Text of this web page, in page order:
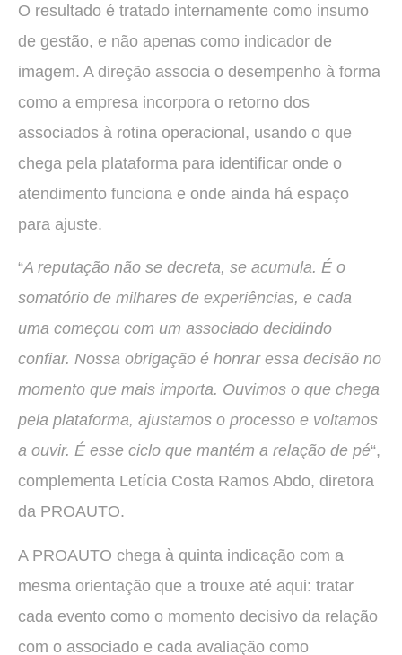
O resultado é tratado internamente como insumo
de gestão, e não apenas como indicador de
imagem. A direção associa o desempenho à forma
como a empresa incorpora o retorno dos
associados à rotina operacional, usando o que
chega pela plataforma para identificar onde o
atendimento funciona e onde ainda há espaço
para ajuste.
“A reputação não se decreta, se acumula. É o
somatório de milhares de experiências, e cada
uma começou com um associado decidindo
confiar. Nossa obrigação é honrar essa decisão no
momento que mais importa. Ouvimos o que chega
pela plataforma, ajustamos o processo e voltamos
a ouvir. É esse ciclo que mantém a relação de pé“,
complementa Letícia Costa Ramos Abdo, diretora
da PROAUTO.
A PROAUTO chega à quinta indicação com a
mesma orientação que a trouxe até aqui: tratar
cada evento como o momento decisivo da relação
com o associado e cada avaliação como